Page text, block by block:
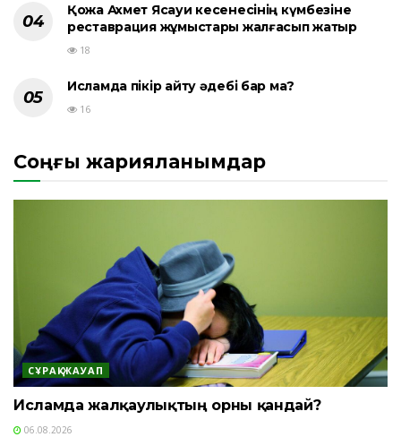
Қожа Ахмет Ясауи кесенесінің күмбезіне
реставрация жұмыстары жалғасып жатыр
18
Исламда пікір айту әдебі бар ма?
16
Соңғы жарияланымдар
СҰРАҚ-ЖАУАП
Исламда жалқаулықтың орны қандай?
06.08.2026